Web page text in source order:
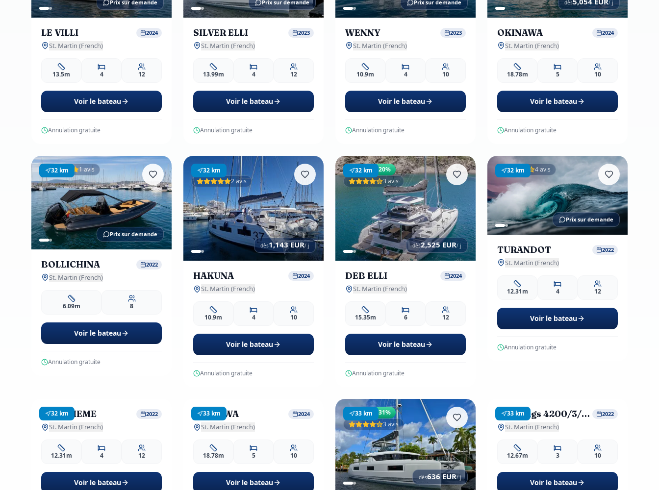
Prix sur demande
LE VILLI 2024
St. Martin (French)
13.5m 4 12
Voir le bateau
Annulation gratuite
Prix sur demande
SILVER ELLI 2023
St. Martin (French)
13.99m 4 12
Voir le bateau
Annulation gratuite
Prix sur demande
WENNY 2023
St. Martin (French)
10.9m 4 10
Voir le bateau
Annulation gratuite
dès / j
OKINAWA 2024
St. Martin (French)
18.78m 5 10
Voir le bateau
Annulation gratuite
1 avis
Prix sur demande
BOLLICHINA 2022
St. Martin (French)
6.09m 8
Voir le bateau
Annulation gratuite
32 km
Promo
2 avis
dès1,143 EUR/ j
HAKUNA 2024
St. Martin (French)
10.9m 4 10
Voir le bateau
Annulation gratuite
32 km Spécial
-20%
3 avis
dès2,525 EUR/ j
DEB ELLI 2024
St. Martin (French)
15.35m 6 12
Voir le bateau
Annulation gratuite
32 km 4 avis
Prix sur demande
TURANDOT 2022
St. Martin (French)
12.31m 4 12
Voir le bateau
Annulation gratuite
32 km
Promo
3 avis
LA BOHEME 2022
St. Martin (French)
12.31m 4 12
Voir le bateau
32 km
Promo
1 avis
OKINAWA 2024
St. Martin (French)
18.78m 5 10
Voir le bateau
33 km Spécial
-31%
3 avis
dès636 EUR/ j
33 km Réservation Anticipée-20%
1 avis
Moorings 4200/3/3 Exclusive 2022
St. Martin (French)
12.67m 3 10
Voir le bateau
33 km